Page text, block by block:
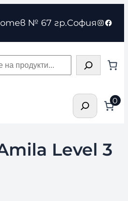
№ 67 гр.София
Търсене0
Level 3